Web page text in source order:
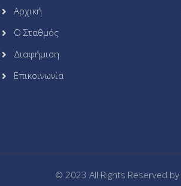
Αρχική
Ο Σταθμός
Διαφήμιση
Επικοινωνία
© 2023 All Rights Reserved by